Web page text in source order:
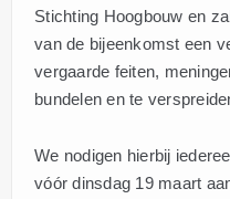
Stichting Hoogbouw en
van de bijeenkomst een
vergaarde feiten,
bundelen en te
We nodigen hierbij
vóór dinsdag 19 maart